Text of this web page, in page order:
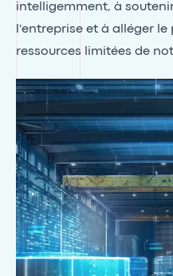
intelligemment, à
l'entreprise et à alléger le
ressources limitées de